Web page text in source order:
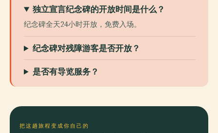
独立宣言纪念碑的开放时间是什么？
纪念碑全天24小时开放，免费入场。
纪念碑对残障游客是否开放？
是否有导览服务？
把这趟旅程变成你自己的